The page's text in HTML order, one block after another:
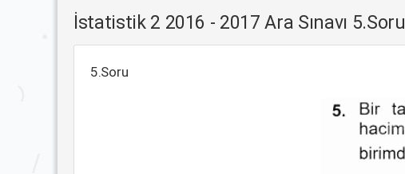
İstatistik 2 2016 - 2017 Ara Sınavı 5.Soru
5.Soru